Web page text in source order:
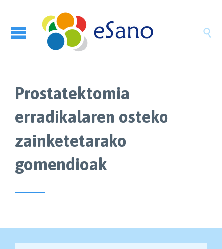

Prostatektomia
erradikalaren osteko
zainketetarako
gomendioak